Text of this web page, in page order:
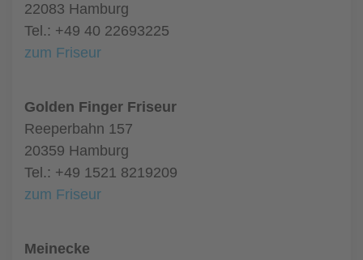
22083 Hamburg
Tel.: +49 40 22693225
zum Friseur
Golden Finger Friseur
Reeperbahn 157
20359 Hamburg
Tel.: +49 1521 8219209
zum Friseur
Meinecke